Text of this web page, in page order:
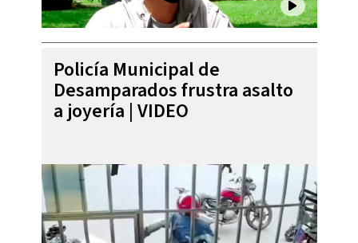
Policía Municipal de
Desamparados frustra asalto
a joyería | VIDEO